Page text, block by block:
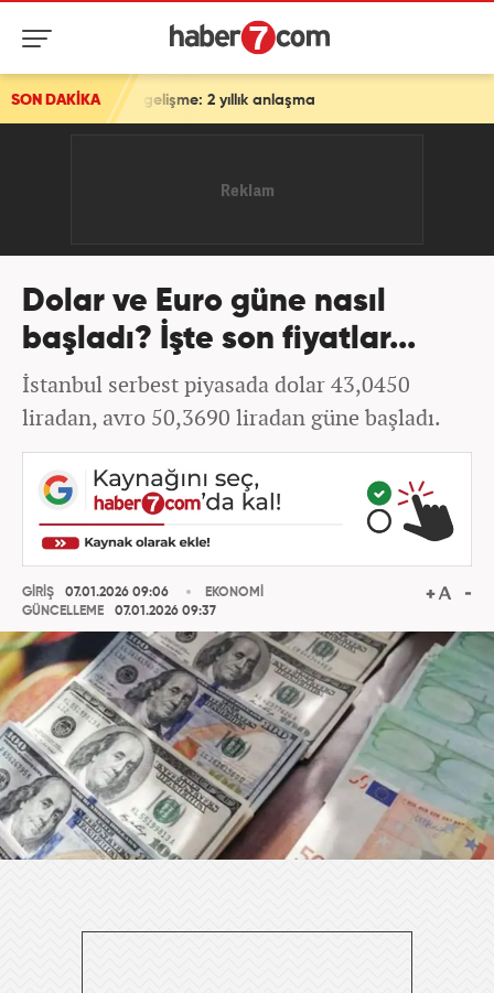
SON DAKİKA
flaş gelişme: 2 yıllık anlaşma
Dolar ve Euro güne nasıl
başladı? İşte son fiyatlar...
İstanbul serbest piyasada dolar 43,0450
liradan, avro 50,3690 liradan güne başladı.
GİRİŞ
07.01.2026 09:06
GÜNCELLEME
07.01.2026 09:37
EKONOMİ